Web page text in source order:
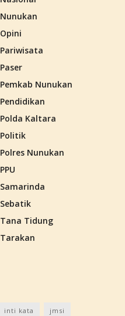
Nunukan
Opini
Pariwisata
Paser
Pemkab Nunukan
Pendidikan
Polda Kaltara
Politik
Polres Nunukan
PPU
Samarinda
Sebatik
Tana Tidung
Tarakan
inti kata jmsi